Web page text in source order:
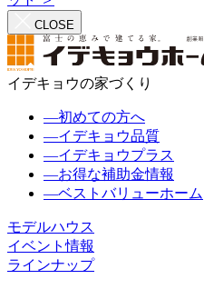
CLOSE
イデキョウの家づくり
―初めての方へ
―イデキョウ品質
―イデキョウプラス
―お得な補助金情報
―ベストバリューホーム
モデルハウス
イベント情報
ラインナップ